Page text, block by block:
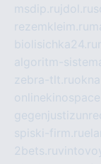
msdip.ru jdol.ru
rezemkleim.ru
biolisichka24.ru
algoritm-
zebra-tlt.ru
spiski-firm.ru
2bets.ru